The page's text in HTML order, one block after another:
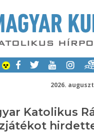
2026.
Katolikus